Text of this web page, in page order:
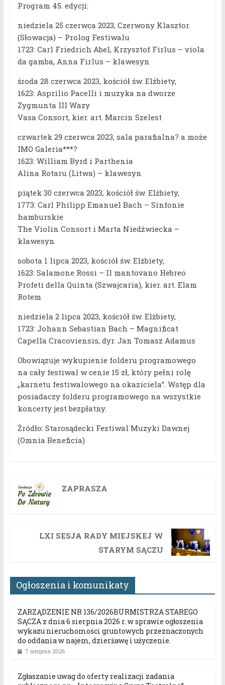
Program 45. edycji:
niedziela 25 czerwca 2023, Czerwony Klasztor
(Słowacja) – Prolog Festiwalu
1723: Carl Friedrich Abel, Krzysztof Firlus – viola
da gamba, Anna Firlus – klawesyn
środa 28 czerwca 2023, kościół św. Elżbiety,
1623: Asprilio Pacelli i muzyka na dworze
Zygmunta III Wazy
Vasa Consort, kier. art. Marcin Szelest
czwartek 29 czerwca 2023, sala parafialna? a może
IMO Galeria***?
1623: William Byrd i Parthenia
Alina Rotaru (Litwa) – klawesyn
piątek 30 czerwca 2023, kościół św. Elżbiety,
1773: Carl Philipp Emanuel Bach – Sinfonie
hamburskie
The Violin Consort i Marta Niedźwiecka –
klawesyn
sobota 1 lipca 2023, kościół św. Elżbiety,
1623: Salamone Rossi – Il mantovano Hebreo
Profeti della Quinta (Szwajcaria), kier. art. Elam
Rotem
niedziela 2 lipca 2023, kościół św. Elżbiety,
1723: Johann Sebastian Bach – Magnificat
Capella Cracoviensis, dyr. Jan Tomasz Adamus
Obowiązuje wykupienie folderu programowego
na cały festiwal w cenie 15 zł, który pełni rolę
„karnetu festiwalowego na okaziciela”. Wstęp dla
posiadaczy folderu programowego na wszystkie
koncerty jest bezpłatny.
Źródło: Starosądecki Festiwal Muzyki Dawnej
(Omnia Beneficia)
ZAPRASZA
LXI SESJA RADY MIEJSKEJ W
STARYM SĄCZU
Ogłoszenia i komunikaty
ZARZĄDZENIE NR 136/2026BURMISTRZA STAREGO
SĄCZA z dnia 6 sierpnia 2026 r. w sprawie ogłoszenia
wykazu nieruchomości gruntowych przeznaczonych
do oddania w najem, dzierżawę i użyczenie.
7 sierpnia 2026
Zgłaszanie uwag do oferty realizacji zadania